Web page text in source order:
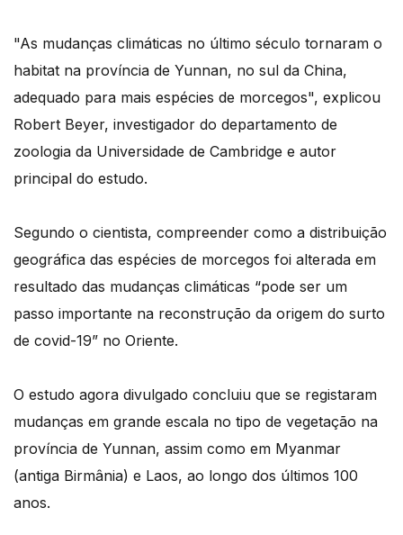
"As mudanças climáticas no último século tornaram o
habitat na província de Yunnan, no sul da China,
adequado para mais espécies de morcegos", explicou
Robert Beyer, investigador do departamento de
zoologia da Universidade de Cambridge e autor
principal do estudo.
Segundo o cientista, compreender como a distribuição
geográfica das espécies de morcegos foi alterada em
resultado das mudanças climáticas “pode ser um
passo importante na reconstrução da origem do surto
de covid-19” no Oriente.
O estudo agora divulgado concluiu que se registaram
mudanças em grande escala no tipo de vegetação na
província de Yunnan, assim como em Myanmar
(antiga Birmânia) e Laos, ao longo dos últimos 100
anos.